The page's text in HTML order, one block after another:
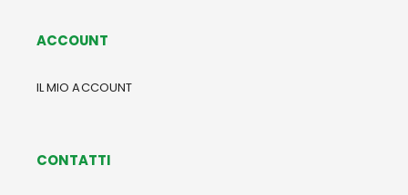
ACCOUNT
IL MIO ACCOUNT
CONTATTI